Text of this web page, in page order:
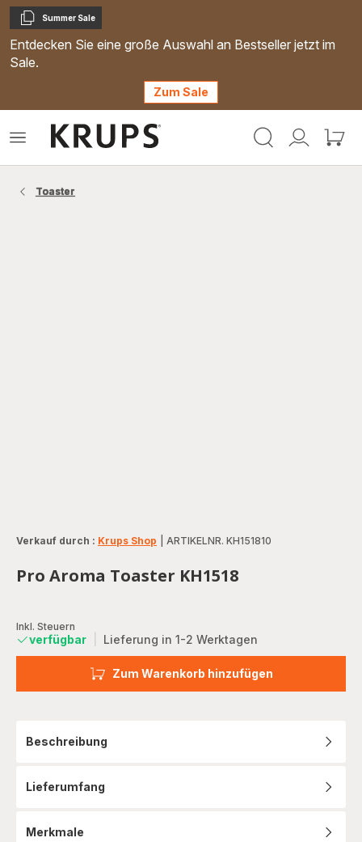
Kopieren
Summer Sale
Entdecken Sie eine große Auswahl an Bestseller jetzt im
Sale.
Zum Sale
Mein
Mein
Das
Toaster
Verkauf durch : Krups Shop ARTIKELNR. KH151810
Pro Aroma Toaster KH1518
Inkl. Steuern
verfügbar Lieferung in 1-2 Werktagen
Zum Warenkorb hinzufügen
Beschreibung
Lieferumfang
Merkmale